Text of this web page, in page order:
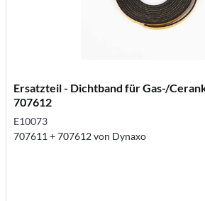
Ersatzteil - Dichtband für Gas-/
707612
E10073
707611 + 707612 von Dynaxo